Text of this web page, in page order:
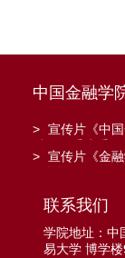
中国金融学
> 宣传片《中
> 宣传片《金
联系我们
学院地址：中
易大学 博学